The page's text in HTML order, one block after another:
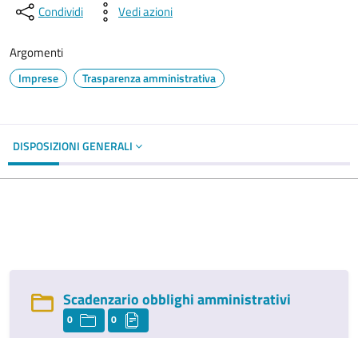
Condividi Vedi azioni
Argomenti
Imprese Trasparenza amministrativa
DISPOSIZIONI GENERALI
Scadenzario obblighi amministrativi
0 0